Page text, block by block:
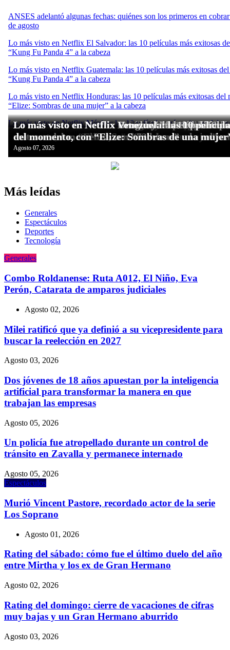
Más leídas
Generales
Espectáculos
Deportes
Tecnologí­a
Generales
Combo Roldanense: Ruta A012, El Niño, Eva
Perón, Catarata de amparos judiciales
Agosto 02, 2026
Milei ratificó que ya definió a su vicepresidente para
buscar la reelección en 2027
Agosto 03, 2026
Dos jóvenes de 18 años apuestan por la inteligencia
artificial para transformar la manera en que
trabajan las empresas
Agosto 05, 2026
Un policía fue atropellado durante un control de
tránsito en Zavalla y permanece internado
Agosto 05, 2026
Espectáculos
Murió Vincent Pastore, recordado actor de la serie
Los Soprano
Agosto 01, 2026
Rating del sábado: cómo fue el último duelo del año
entre Mirtha y los ex de Gran Hermano
Agosto 02, 2026
Rating del domingo: cierre de vacaciones de cifras
muy bajas y un Gran Hermano aburrido
Agosto 03, 2026